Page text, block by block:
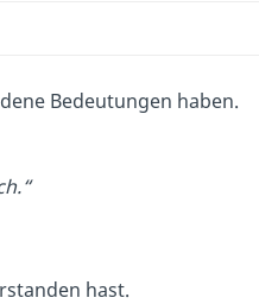
Bedeutungen haben.
hast.